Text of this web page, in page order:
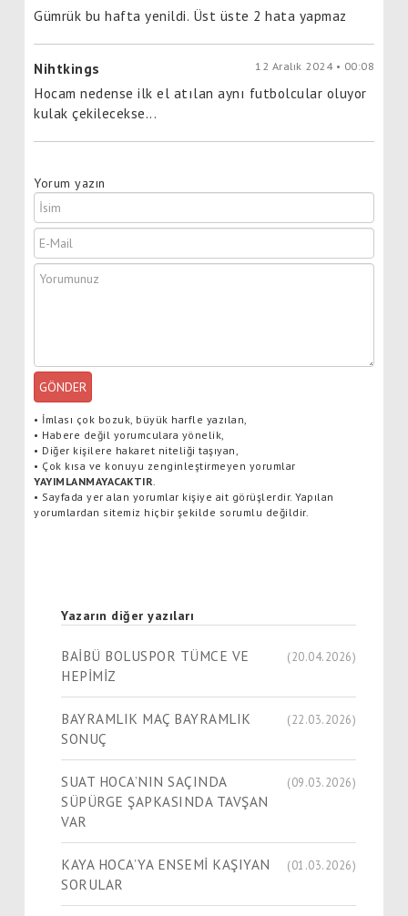
Gümrük bu hafta yenildi. Üst üste 2 hata yapmaz
Nihtkings 12 Aralık 2024 • 00:08
Hocam nedense ilk el atılan aynı futbolcular oluyor
kulak çekilecekse...
Yorum yazın
GÖNDER
• İmlası çok bozuk, büyük harfle yazılan,
• Habere değil yorumculara yönelik,
• Diğer kişilere hakaret niteliği taşıyan,
• Çok kısa ve konuyu zenginleştirmeyen yorumlar
YAYIMLANMAYACAKTIR
• Sayfada yer alan yorumlar kişiye ait görüşlerdir. Yapılan
yorumlardan sitemiz hiçbir şekilde sorumlu değildir.
Yazarın diğer yazıları
BAİBÜ BOLUSPOR TÜMCE VE
HEPİMİZ
(20.04.2026)
BAYRAMLIK MAÇ BAYRAMLIK
SONUÇ
(22.03.2026)
SUAT HOCA’NIN SAÇINDA
SÜPÜRGE ŞAPKASINDA TAVŞAN
VAR
(09.03.2026)
KAYA HOCA’YA ENSEMİ KAŞIYAN
SORULAR
(01.03.2026)